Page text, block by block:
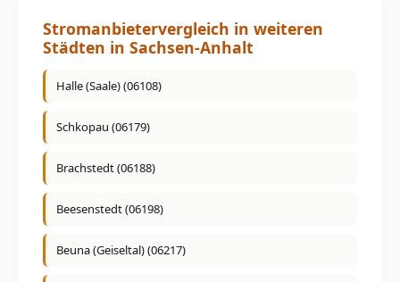
Stromanbietervergleich in weiteren
Städten in Sachsen-Anhalt
Halle (Saale) (06108)
Schkopau (06179)
Brachstedt (06188)
Beesenstedt (06198)
Beuna (Geiseltal) (06217)